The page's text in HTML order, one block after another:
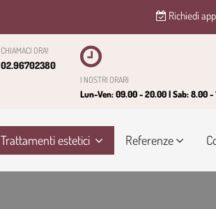
Richiedi
CHIAMACI ORA!
02.96702380
I NOSTRI ORARI
Lun-Ven: 09.00 - 20.00 | Sab: 8.00 -
Trattamenti estetici Referenze